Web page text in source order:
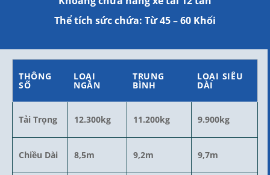
Thể tích sức chứa: Từ 45 – 60 Khối
THÔNG
SỐ
LOẠI
NGẮN
TRUNG
BÌNH
LOẠI SIÊU
DÀI
Tải Trọng 12.300kg 11.200kg 9.900kg
Chiều Dài 8,5m 9,2m 9,7m